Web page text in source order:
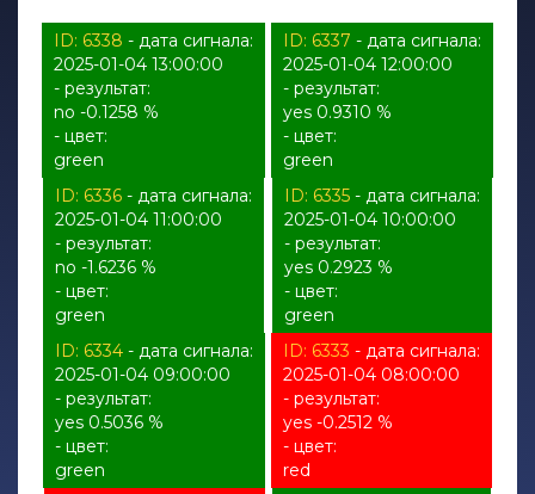
ID: 6338 - дата сигнала:
2025-01-04 13:00:00
- результат:
no -0.1258 %
- цвет:
green
ID: 6337 - дата сигнала:
2025-01-04 12:00:00
- результат:
yes 0.9310 %
- цвет:
green
ID: 6336 - дата сигнала:
2025-01-04 11:00:00
- результат:
no -1.6236 %
- цвет:
green
ID: 6335- дата сигнала:
2025-01-04 10:00:00
- результат:
yes 0.2923 %
- цвет:
green
ID: 6334- дата сигнала:
2025-01-04 09:00:00
- результат:
yes 0.5036 %
- цвет:
green
ID: 6333 - дата сигнала:
2025-01-04 08:00:00
- результат:
yes -0.2512 %
- цвет:
red